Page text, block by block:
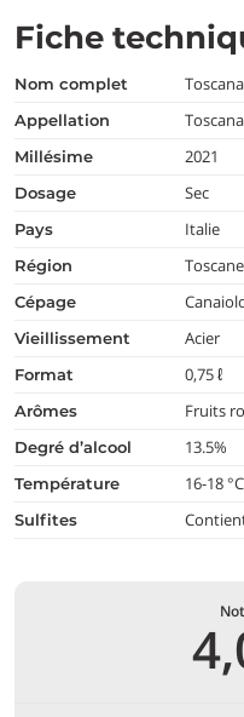
Fiche
nom complet
appellation Toscana
millésime 2021
dosage Sec
pays Italie
région Toscane
cépage
vieillissement Acier
format 0,75 ℓ
arômes Fruits
degré d’alcool 13.5%
température 16-18 °C
Sulfites